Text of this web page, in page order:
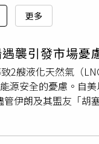
更多
襲引發市場憂
2艘液化天然氣（
源安全的憂慮。自
伊朗及其盟友「
油輪發動攻擊，埃